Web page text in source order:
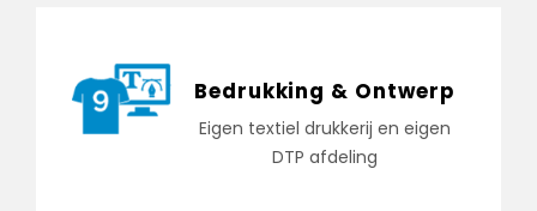
Bedrukking & Ontwerp
Eigen textiel drukkerij en eigen
DTP afdeling